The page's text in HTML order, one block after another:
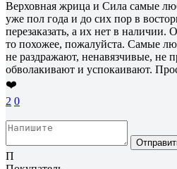
Верховная жрица и Сила самые
уже пол года и до сих пор в
перезаказать, а их нет в наличии.
то похожее, пожалуйста. Самые
не раздражают, ненавязчивые, не
обволакивают и успокаивают.
❤️
2 0
П